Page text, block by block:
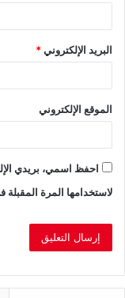
البريد الإلكتروني*
الموقع الإلكتروني
احفظ اسمي، بريدي
لاستخدامها المرة المقبلة